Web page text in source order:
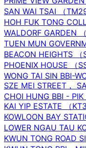
SAN WAI TSAI （
HOH FUK TONG
WALDORF GARDEN
TUEN MUN
BEACON HEIGHTS （
PHOENIX HOUSE （
WONG TAI SIN BBI-
SZE MEI STREET，
CHOI HUNG BBI -
KAI YIP ESTATE （
KOWLOON BAY
LOWER NGAU TAU
KWUN TONG ROAD